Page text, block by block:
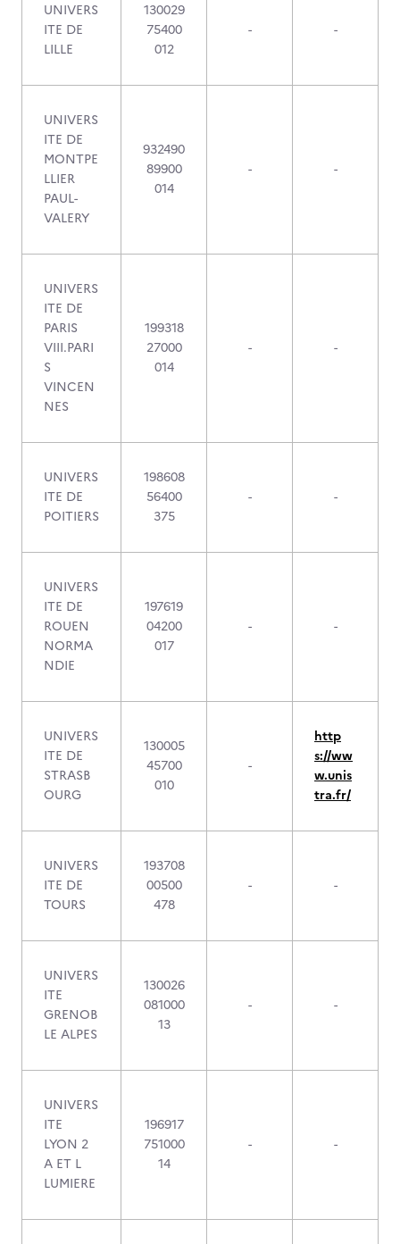
UNIVERS
ITE DE
LILLE
130029
75400
012
- -
UNIVERS
ITE DE
MONTPE
LLIER
PAUL-
VALERY
932490
89900
014
- -
UNIVERS
ITE DE
PARIS
VIII.PARI
S
VINCEN
NES
199318
27000
014
- -
UNIVERS
ITE DE
POITIERS
198608
56400
375
- -
UNIVERS
ITE DE
ROUEN
NORMA
NDIE
197619
04200
017
- -
UNIVERS
ITE DE
STRASB
OURG
130005
45700
010
-
http
s://ww
w.unis
tra.fr/
UNIVERS
ITE DE
TOURS
193708
00500
478
- -
UNIVERS
ITE
GRENOB
LE ALPES
130026
081000
13
- -
UNIVERS
ITE
LYON 2
A ET L
LUMIERE
196917
751000
14
- -